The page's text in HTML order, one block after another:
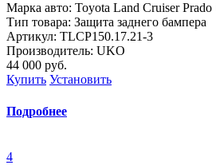
Марка авто: Toyota Land Cruiser Prado
Тип товара: Защита заднего бампера
Артикул: TLСP150.17.21-3
Производитель: UKO
44 000 руб.
Купить Установить
Подробнее
4